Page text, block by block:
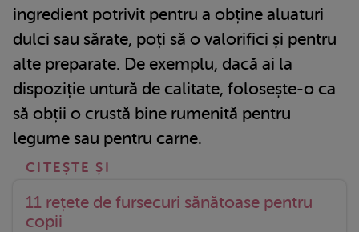
ingredient potrivit pentru a obține aluaturi
dulci sau sărate, poți să o valorifici și pentru
alte preparate. De exemplu, dacă ai la
dispoziție untură de calitate, folosește-o ca
să obții o crustă bine rumenită pentru
legume sau pentru carne.
11 rețete de fursecuri sănătoase pentru
copii